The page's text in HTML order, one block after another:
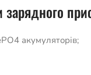
зарядного
акумуляторів;